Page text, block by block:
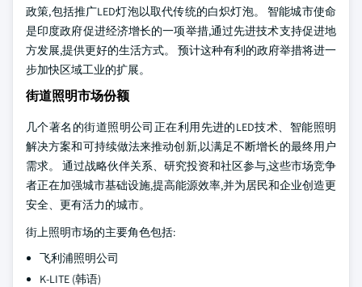
政策,包括推广LED灯泡以取代传统的白炽灯泡。 智能城市使命
是印度政府促进经济增长的一项举措,通过先进技术支持促进地
方发展,提供更好的生活方式。 预计这种有利的政府举措将进一
步加快区域工业的扩展。
街道照明市场份额
几个著名的街道照明公司正在利用先进的LED技术、智能照明
解决方案和可持续做法来推动创新,以满足不断增长的最终用户
需求。 通过战略伙伴关系、研究投资和社区参与,这些市场竞争
者正在加强城市基础设施,提高能源效率,并为居民和企业创造更
安全、更有活力的城市。
街上照明市场的主要角色包括:
飞利浦照明公司
K-LITE (韩语)